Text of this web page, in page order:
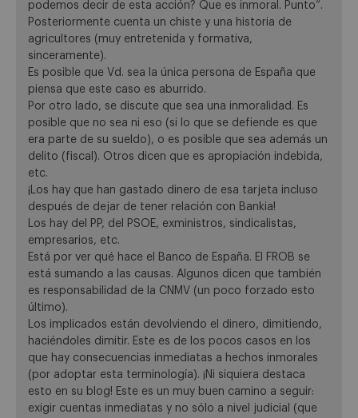
podemos decir de esta acción? Que es inmoral. Punto”.
Posteriormente cuenta un chiste y una historia de
agricultores (muy entretenida y formativa,
sinceramente).
Es posible que Vd. sea la única persona de España que
piensa que este caso es aburrido.
Por otro lado, se discute que sea una inmoralidad. Es
posible que no sea ni eso (si lo que se defiende es que
era parte de su sueldo), o es posible que sea además un
delito (fiscal). Otros dicen que es apropiación indebida,
etc.
¡Los hay que han gastado dinero de esa tarjeta incluso
después de dejar de tener relación con Bankia!
Los hay del PP, del PSOE, exministros, sindicalistas,
empresarios, etc.
Está por ver qué hace el Banco de España. El FROB se
está sumando a las causas. Algunos dicen que también
es responsabilidad de la CNMV (un poco forzado esto
último).
Los implicados están devolviendo el dinero, dimitiendo,
haciéndoles dimitir. Este es de los pocos casos en los
que hay consecuencias inmediatas a hechos inmorales
(por adoptar esta terminología). ¡Ni siquiera destaca
esto en su blog! Este es un muy buen camino a seguir:
exigir cuentas inmediatas y no sólo a nivel judicial (que